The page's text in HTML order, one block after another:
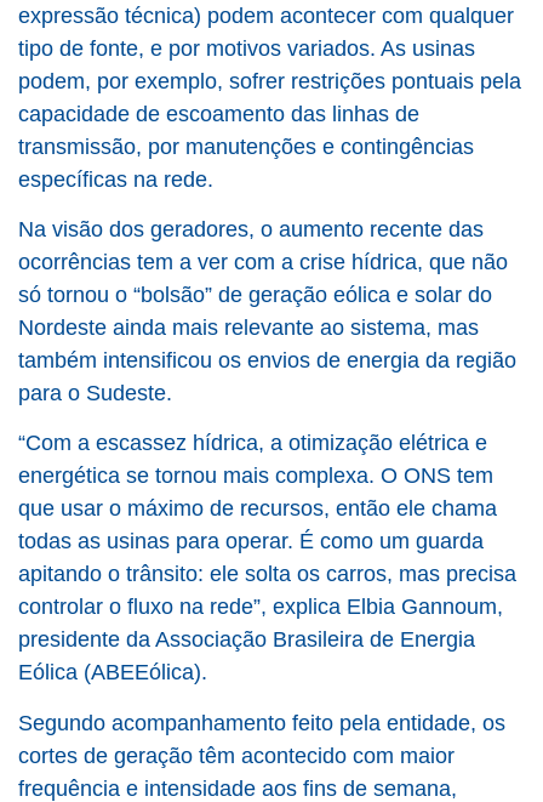
expressão técnica) podem acontecer com qualquer
tipo de fonte, e por motivos variados. As usinas
podem, por exemplo, sofrer restrições pontuais pela
capacidade de escoamento das linhas de
transmissão, por manutenções e contingências
específicas na rede.
Na visão dos geradores, o aumento recente das
ocorrências tem a ver com a crise hídrica, que não
só tornou o “bolsão” de geração eólica e solar do
Nordeste ainda mais relevante ao sistema, mas
também intensificou os envios de energia da região
para o Sudeste.
“Com a escassez hídrica, a otimização elétrica e
energética se tornou mais complexa. O ONS tem
que usar o máximo de recursos, então ele chama
todas as usinas para operar. É como um guarda
apitando o trânsito: ele solta os carros, mas precisa
controlar o fluxo na rede”, explica Elbia Gannoum,
presidente da Associação Brasileira de Energia
Eólica (ABEEólica).
Segundo acompanhamento feito pela entidade, os
cortes de geração têm acontecido com maior
frequência e intensidade aos fins de semana,